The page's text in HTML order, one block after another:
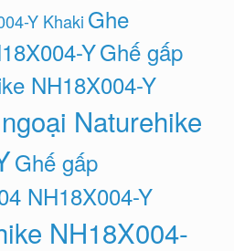
Y Khaki Ghe
YGhế gấp
NH18X004-Y
Naturehike
Ghế gấp
NH18X004-Y
NH18X004-